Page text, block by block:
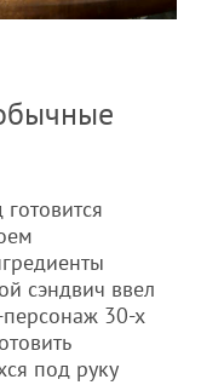
сэндвич ввел
персонаж 30-х
под руку